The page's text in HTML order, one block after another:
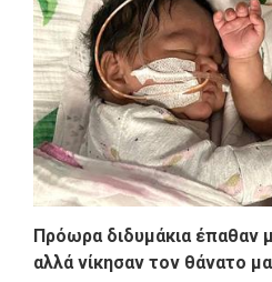
Πρόωρα διδυμάκια έπαθαν
αλλά νίκησαν τον θάνατο